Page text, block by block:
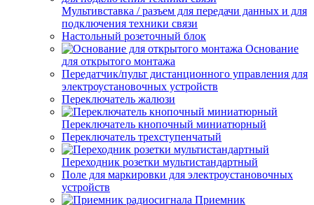
Мультивставка / разъем для передачи данных и для
подключения техники связи
Настольный розеточный блок
Основание
для открытого монтажа
Передатчик/пульт дистанционного управления для
электроустановочных устройств
Переключатель жалюзи
Переключатель кнопочный миниатюрный
Переключатель трехступенчатый
Переходник розетки мультистандартный
Поле для маркировки для электроустановочных
устройств
Приемник